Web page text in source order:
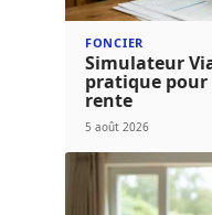
FONCIER
Simulateur
pratique
rente
5 août 2026